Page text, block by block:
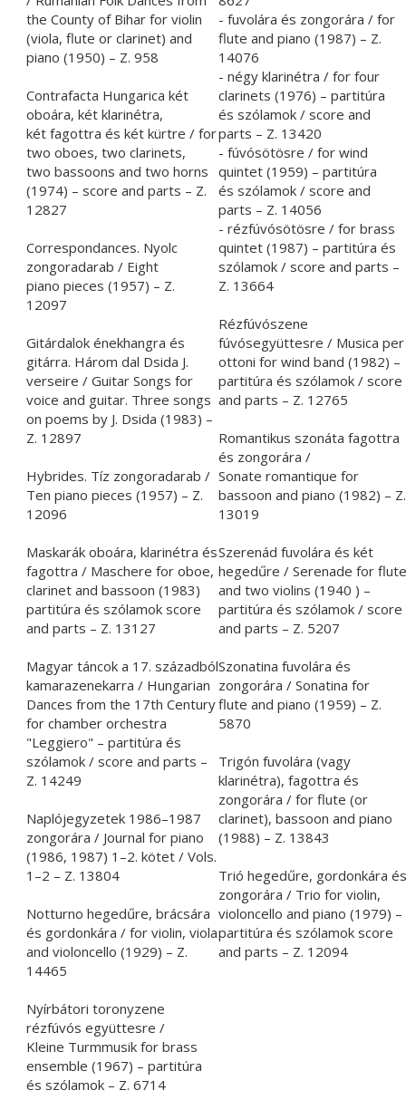
the County of Bihar for violin
(viola, flute or clarinet) and
piano (1950) – Z. 958
Contrafacta Hungarica két
oboára, két klarinétra,
két fagottra és két kürtre / for
two oboes, two clarinets,
two bassoons and two horns
(1974) – score and parts – Z.
12827
Correspondances. Nyolc
zongoradarab / Eight
piano pieces (1957) – Z.
12097
Gitárdalok énekhangra és
gitárra. Három dal Dsida J.
verseire / Guitar Songs for
voice and guitar. Three songs
on poems by J. Dsida (1983) –
Z. 12897
Hybrides. Tíz zongoradarab /
Ten piano pieces (1957) – Z.
12096
Maskarák oboára, klarinétra és
fagottra / Maschere for oboe,
clarinet and bassoon (1983)
partitúra és szólamok score
and parts – Z. 13127
Magyar táncok a 17. századból
kamarazenekarra / Hungarian
Dances from the 17th Century
for chamber orchestra
"Leggiero" – partitúra és
szólamok / score and parts –
Z. 14249
Naplójegyzetek 1986–1987
zongorára / Journal for piano
(1986, 1987) 1–2. kötet / Vols.
1–2 – Z. 13804
Notturno hegedűre, brácsára
és gordonkára / for violin, viola
and violoncello (1929) – Z.
14465
Nyírbátori toronyzene
rézfúvós együttesre /
Kleine Turmmusik for brass
ensemble (1967) – partitúra
és szólamok – Z. 6714
- fuvolára és zongorára / for
flute and piano (1987) – Z.
14076
- négy klarinétra / for four
clarinets (1976) – partitúra
és szólamok / score and
parts – Z. 13420
- fúvósötösre / for wind
quintet (1959) – partitúra
és szólamok / score and
parts – Z. 14056
- rézfúvósötösre / for brass
quintet (1987) – partitúra és
szólamok / score and parts –
Z. 13664
Rézfúvószene
fúvósegyüttesre / Musica per
ottoni for wind band (1982) –
partitúra és szólamok / score
and parts – Z. 12765
Romantikus szonáta fagottra
és zongorára /
Sonate romantique for
bassoon and piano (1982) – Z.
13019
Szerenád fuvolára és két
hegedűre / Serenade for flute
and two violins (1940 ) –
partitúra és szólamok / score
and parts – Z. 5207
Szonatina fuvolára és
zongorára / Sonatina for
flute and piano (1959) – Z.
5870
Trigón fuvolára (vagy
klarinétra), fagottra és
zongorára / for flute (or
clarinet), bassoon and piano
(1988) – Z. 13843
Trió hegedűre, gordonkára és
zongorára / Trio for violin,
violoncello and piano (1979) –
partitúra és szólamok score
and parts – Z. 12094